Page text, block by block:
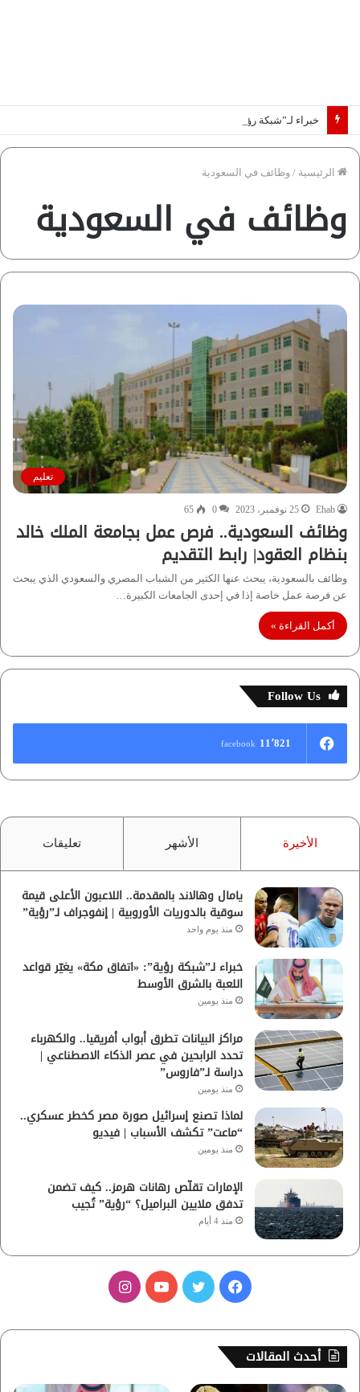
خبراء لـ”شبكة رؤية”: «اتفاق مكة» يغيّر قواعد اللعبة بالشرق الأوسط
الرئيسية / وظائف في السعودية
وظائف في السعودية
تعليم
Ehab 25 نوفمبر، 2023 0
65
وظائف السعودية.. فرص عمل بجامعة الملك خالد
بنظام العقود| رابط التقديم
وظائف بالسعودية، يبحث عنها الكثير من الشباب المصري والسعودي الذي يبحث
عن فرصة عمل خاصة إذا في إحدى الجامعات الكبيرة…
أكمل القراءة »
Follow Us
11٬821 facebook
الأخيرة الأشهر تعليقات
يامال وهالاند بالمقدمة.. اللاعبون الأعلى قيمة
سوقية بالدوريات الأوروبية | إنفوجراف لـ”رؤية”
منذ يوم واحد
خبراء لـ”شبكة رؤية”: «اتفاق مكة» يغيّر قواعد
اللعبة بالشرق الأوسط
منذ يومين
مراكز البيانات تطرق أبواب أفريقيا.. والكهرباء
تحدد الرابحين في عصر الذكاء الاصطناعي |
دراسة لـ”فاروس”
منذ يومين
لماذا تصنع إسرائيل صورة مصر كخطر عسكري..
“ماعت” تكشف الأسباب | فيديو
منذ يومين
الإمارات تقلّص رهانات هرمز.. كيف تضمن
تدفق ملايين البراميل؟ “رؤية” تُجيب
منذ 4 أيام
س
ب
ي
ت
أحدث المقالات